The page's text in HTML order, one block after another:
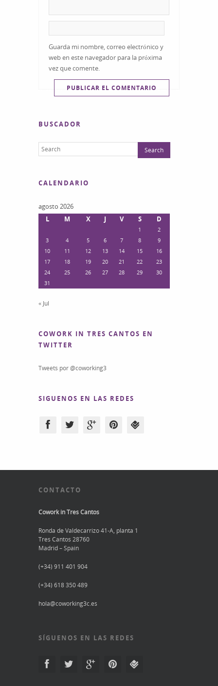
Guarda mi nombre, correo electrónico y
web en este navegador para la próxima
vez que comente.
BUSCADOR
CALENDARIO
agosto 2026
L
M X J V S D
1
2
3
4 5 6 7 8
9
10
11 12 13 14 15
16
17
18 19 20 21 22
23
24
25 26 27 28 29
30
31
« Jul
COWORK IN TRES CANTOS EN
TWITTER
Tweets por @coworking3
SIGUENOS EN LAS REDES
CONTACTO
Cowork in Tres Cantos
Ronda de Valdecarrizo 41-A, planta 1
Tres Cantos 28760
Madrid – Spain
(+34) 911 401 904
(+34) 618 350 489
hola@coworking3c.es
SÍGUENOS EN LAS REDES